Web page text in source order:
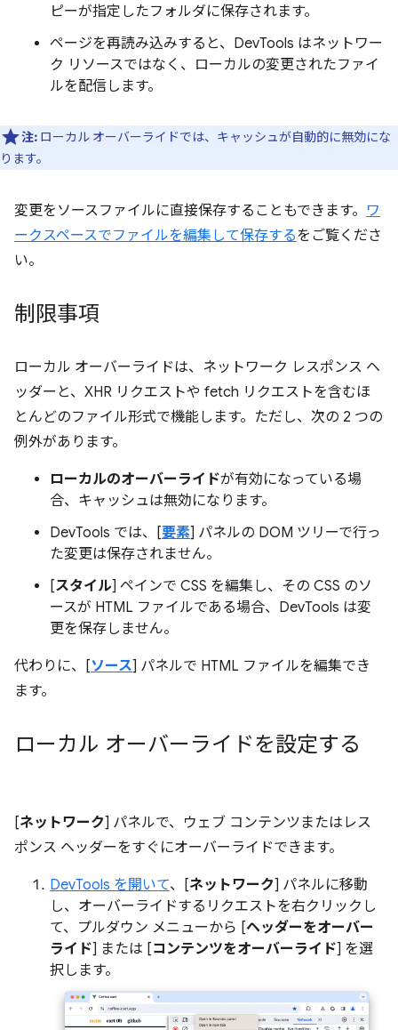
ピーが指定したフォルダに保存されます。
ページを再読み込みすると、DevTools はネットワー
ク リソースではなく、ローカルの変更されたファイ
ルを配信します。
注: ローカル オーバーライドでは、キャッシュが自動的に無効にな
ります。
変更をソースファイルに直接保存することもできます。 ワ
ークスペースでファイルを編集して保存するをご覧くださ
い。
制限事項
ローカル オーバーライドは、ネットワーク レスポンス ヘ
ッダーと、XHR リクエストや fetch リクエストを含むほ
とんどのファイル形式で機能します。ただし、次の 2 つの
例外があります。
ローカルのオーバーライドが有効になっている場
合、キャッシュは無効になります。
DevTools では、[要素] パネルの DOM ツリーで行っ
た変更は保存されません。
[スタイル] ペインで CSS を編集し、その CSS のソ
ースが HTML ファイルである場合、DevTools は変
更を保存しません。
代わりに、[ソース] パネルで HTML ファイルを編集でき
ます。
ローカル オーバーライドを設定する
[ネットワーク] パネルで、ウェブ コンテンツまたはレス
ポンス ヘッダーをすぐにオーバーライドできます。
DevTools を開いて、[ネットワーク] パネルに移動
し、オーバーライドするリクエストを右クリックし
て、プルダウン メニューから [ヘッダーをオーバー
ライド] または [コンテンツをオーバーライド] を選
択します。